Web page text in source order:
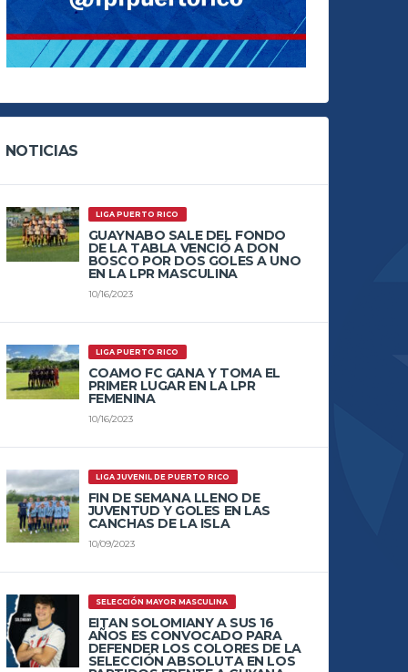
NOTICIAS
LIGA PUERTO RICO
GUAYNABO SALE DEL FONDO
DE LA TABLA VENCIÓ A DON
BOSCO POR DOS GOLES A UNO
EN LA LPR MASCULINA
10/16/2023
LIGA PUERTO RICO
COAMO FC GANA Y TOMA EL
PRIMER LUGAR EN LA LPR
FEMENINA
10/16/2023
LIGA JUVENIL DE PUERTO RICO
FIN DE SEMANA LLENO DE
JUVENTUD Y GOLES EN LAS
CANCHAS DE LA ISLA
10/09/2023
SELECCIÓN MAYOR MASCULINA
EITAN SOLOMIANY A SUS 16
AÑOS ES CONVOCADO PARA
DEFENDER LOS COLORES DE LA
SELECCIÓN ABSOLUTA EN LOS